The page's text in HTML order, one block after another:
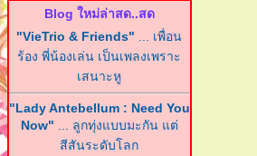
Blog ใหม่ล่าสด..สด
"VieTrio & Friends" ... เพื่อน
ร้อง พี่น้องเล่น เป็นเพลงเพราะ
เสนาะหู
"Lady Antebellum : Need You
Now" ... ลูกทุ่งแบบมะกัน แต่
สีสันระดับโลก